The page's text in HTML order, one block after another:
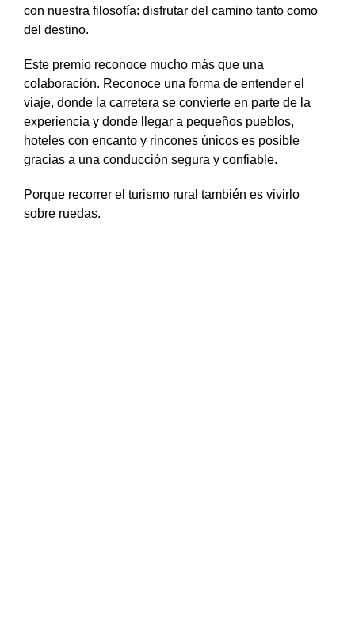
con nuestra filosofía: disfrutar del camino tanto como
del destino.
Este premio reconoce mucho más que una
colaboración. Reconoce una forma de entender el
viaje, donde la carretera se convierte en parte de la
experiencia y donde llegar a pequeños pueblos,
hoteles con encanto y rincones únicos es posible
gracias a una conducción segura y confiable.
Porque recorrer el turismo rural también es vivirlo
sobre ruedas.